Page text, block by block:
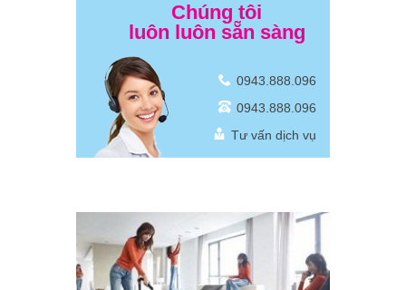
Chúng tôi
luôn luôn sẵn sàng
0943.888.096
0943.888.096
Tư vấn dịch vụ